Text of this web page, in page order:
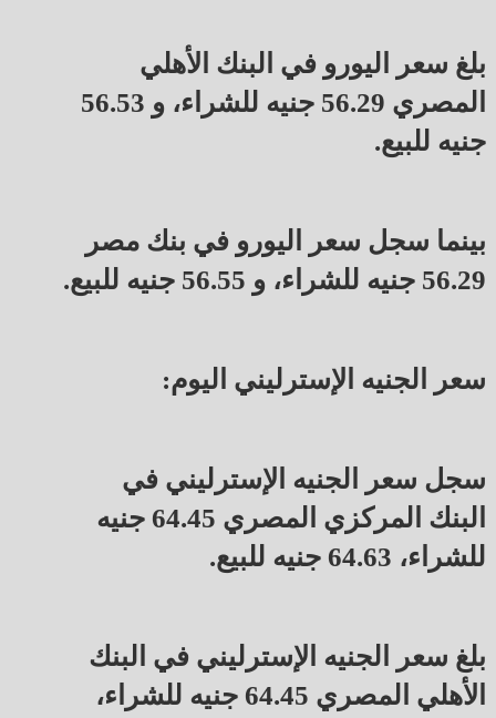
بلغ سعر اليورو في البنك الأهلي
المصري 56.29 جنيه للشراء، و 56.53
جنيه للبيع.
بينما سجل سعر اليورو في بنك مصر
56.29 جنيه للشراء، و 56.55 جنيه للبيع.
سعر الجنيه الإسترليني اليوم:
سجل سعر الجنيه الإسترليني في
البنك المركزي المصري 64.45 جنيه
للشراء، 64.63 جنيه للبيع.
بلغ سعر الجنيه الإسترليني في البنك
الأهلي المصري 64.45 جنيه للشراء،